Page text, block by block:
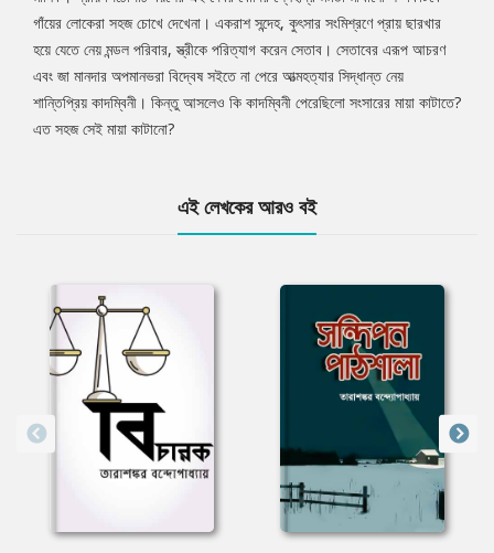
গাঁয়ের লোকেরা সহজ চোখে দেখেনা। একরাশ সন্দেহ, কুৎসার সংমিশ্রণে প্রায় ছারখার
হয়ে যেতে নেয় মন্ডল পরিবার, স্ত্রীকে পরিত্যাগ করেন সেতাব। সেতাবের এরূপ আচরণ
এবং জা মানদার অপমানভরা বিদ্বেষ সইতে না পেরে আত্মহত্যার সিদ্ধান্ত নেয়
শান্তিপ্রিয় কাদম্বিনী। কিন্তু আসলেও কি কাদম্বিনী পেরেছিলো সংসারের মায়া কাটাতে?
এত সহজ সেই মায়া কাটানো?
এই লেখকের আরও বই